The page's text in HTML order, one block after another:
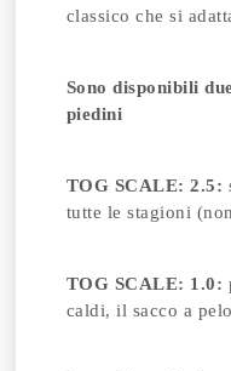
classico che si
Sono disponibili
piedini
TOG SCALE: 2.5:
tutte le stagioni
TOG SCALE: 1.0:
caldi, il sacco a